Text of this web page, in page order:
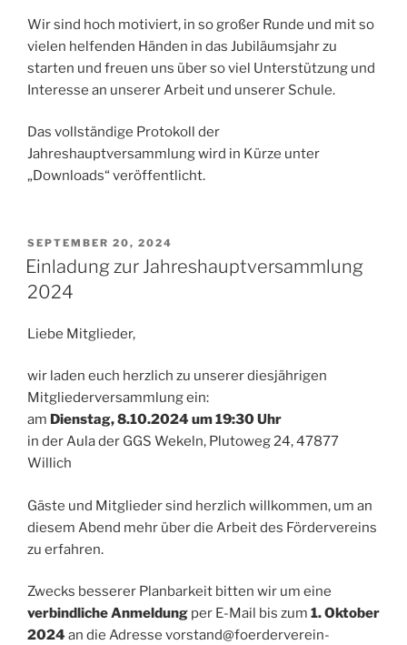
Wir sind hoch motiviert, in so großer Runde und mit so
vielen helfenden Händen in das Jubiläumsjahr zu
starten und freuen uns über so viel Unterstützung und
Interesse an unserer Arbeit und unserer Schule.
Das vollständige Protokoll der
Jahreshauptversammlung wird in Kürze unter
„Downloads“ veröffentlicht.
VERÖFFENTLICHT
AM
SEPTEMBER 20, 2024
Einladung zur Jahreshauptversammlung
2024
Liebe Mitglieder,
wir laden euch herzlich zu unserer diesjährigen
Mitgliederversammlung ein:
am Dienstag, 8.10.2024 um 19:30 Uhr
in der Aula der GGS Wekeln, Plutoweg 24, 47877
Willich
Gäste und Mitglieder sind herzlich willkommen, um an
diesem Abend mehr über die Arbeit des Fördervereins
zu erfahren.
Zwecks besserer Planbarkeit bitten wir um eine
verbindliche Anmeldung per E-Mail bis zum 1. Oktober
2024 an die Adresse vorstand@foerderverein-